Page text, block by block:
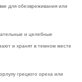
для обезвреживания или
и целебные
и хранят в темном месте
грецкого ореха или